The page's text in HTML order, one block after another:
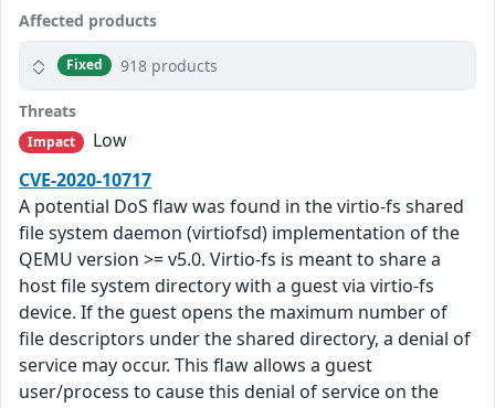
Affected products
Fixed 918 products
Threats
Impact
Low
CVE-2020-10717
A potential DoS flaw was found in the virtio-fs shared
file system daemon (virtiofsd) implementation of the
QEMU version >= v5.0. Virtio-fs is meant to share a
host file system directory with a guest via virtio-fs
device. If the guest opens the maximum number of
file descriptors under the shared directory, a denial of
service may occur. This flaw allows a guest
user/process to cause this denial of service on the